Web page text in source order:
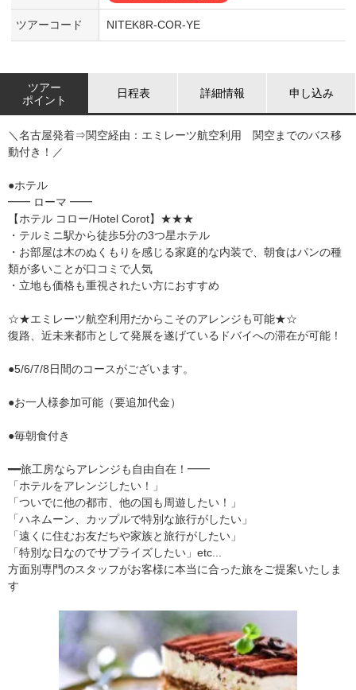
ツアーコード NITEK8R-COR-YE
ツアー
ポイント
日程表 詳細情報 申し込み
＼名古屋発着⇒関空経由：エミレーツ航空利用 関空までのバス移
動付き！／
●ホテル
━━ ローマ ━━
【ホテル コロー/Hotel Corot】★★★
・テルミニ駅から徒歩5分の3つ星ホテル
・お部屋は木のぬくもりを感じる家庭的な内装で、朝食はパンの種
類が多いことが口コミで人気
・立地も価格も重視されたい方におすすめ
☆★エミレーツ航空利用だからこそのアレンジも可能★☆
復路、近未来都市として発展を遂げているドバイへの滞在が可能！
●5/6/7/8日間のコースがございます。
●お一人様参加可能（要追加代金）
●毎朝食付き
━━旅工房ならアレンジも自由自在！━━
「ホテルをアレンジしたい！」
「ついでに他の都市、他の国も周遊したい！」
「ハネムーン、カップルで特別な旅行がしたい」
「遠くに住むお友だちや家族と旅行がしたい」
「特別な日なのでサプライズしたい」etc...
方面別専門のスタッフがお客様に本当に合った旅をご提案いたしま
す